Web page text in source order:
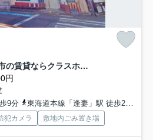
ビラ三秀神明 刈谷市の賃貸ならクラスホーム刈谷店
円
9分
東海道本線「逢妻」駅 徒歩22分
犯カメラ 敷地内ごみ置き場